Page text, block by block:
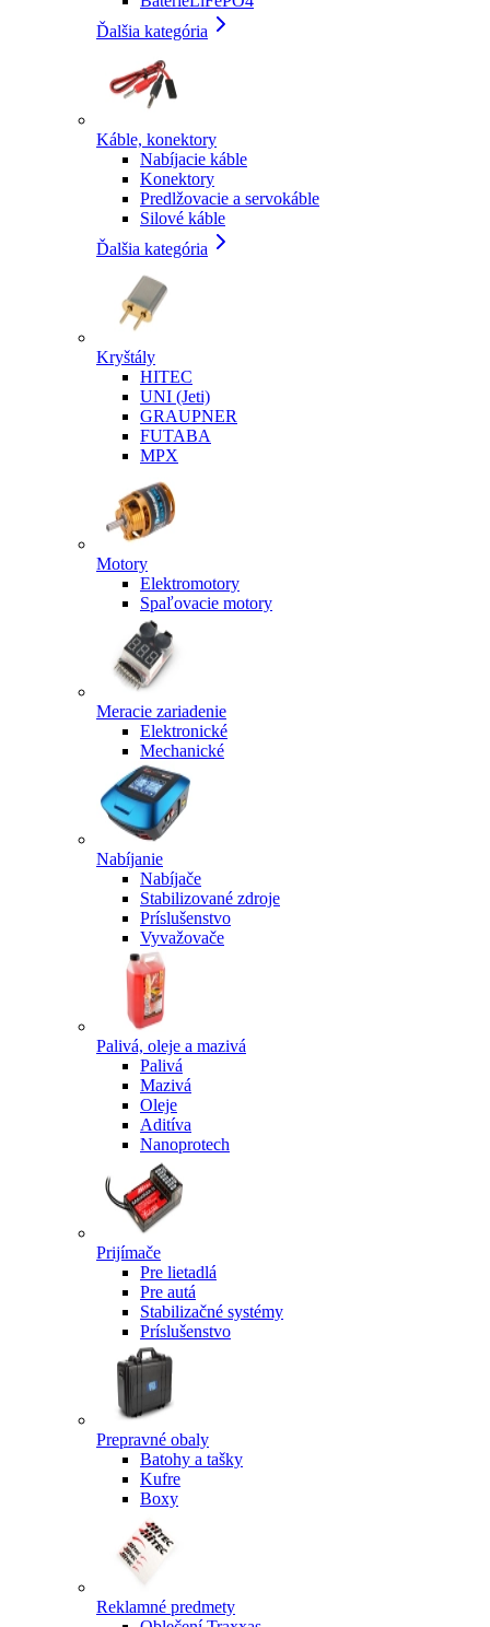
Ďalšia kategória
Káble, konektory
Nabíjacie káble
Konektory
Predlžovacie a servokáble
Silové káble
Ďalšia kategória
Kryštály
HITEC
UNI (Jeti)
GRAUPNER
FUTABA
MPX
Motory
Elektromotory
Spaľovacie motory
Meracie zariadenie
Elektronické
Mechanické
Nabíjanie
Nabíjače
Stabilizované zdroje
Príslušenstvo
Vyvažovače
Palivá, oleje a mazivá
Palivá
Mazivá
Oleje
Aditíva
Nanoprotech
Prijímače
Pre lietadlá
Pre autá
Stabilizačné systémy
Príslušenstvo
Prepravné obaly
Batohy a tašky
Kufre
Boxy
Reklamné predmety